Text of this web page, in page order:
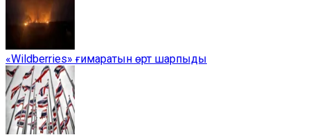
«Wildberries» ғимаратын өрт шарпыды